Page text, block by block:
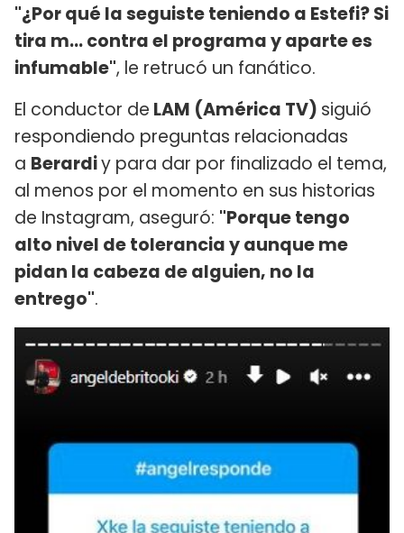
"¿Por qué la seguiste teniendo a Estefi? Si
tira m... contra el programa y aparte es
infumable", le retrucó un fanático.
El conductor de LAM (América TV) siguió
respondiendo preguntas relacionadas
a Berardiy para dar por finalizado el tema,
al menos por el momento en sus historias
de Instagram, aseguró: "Porque tengo
alto nivel de tolerancia y aunque me
pidan la cabeza de alguien, no la
entrego".